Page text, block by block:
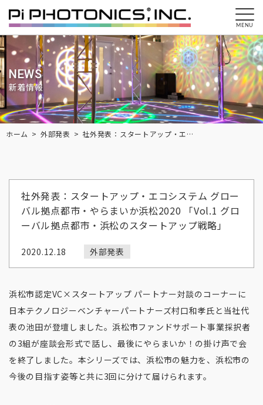
MENU
NEWS
新着情報
Breadcrumbs
ホーム 外部発表 社外発表：スタートアップ・エコシステム グローバル拠点都市・やらまいか浜松2020 「Vol.1 グローバル拠点都市・浜松のスタートアップ戦略」
社外発表：スタートアップ・エコシステム グロー
バル拠点都市・やらまいか浜松2020 「Vol.1 グロ
ーバル拠点都市・浜松のスタートアップ戦略」
2020.12.18 外部発表
浜松市認定VC×スタートアップ パートナー対談のコーナーに
日本テクノロジーベンチャーパートナーズ村口和孝氏と当社代
表の池田が登壇しました。浜松市ファンドサポート事業採択者
の3組が座談会形式で話し、最後にやらまいか！の掛け声で会
を終了しました。本シリーズでは、浜松市の魅力を、浜松市の
今後の目指す姿等と共に3回に分けて届けられます。